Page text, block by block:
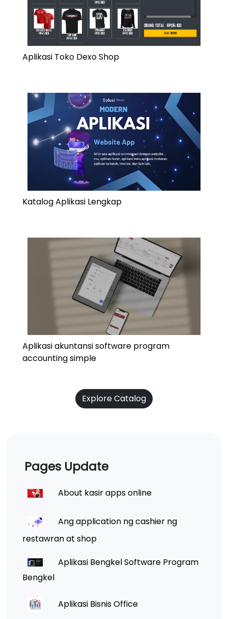
Aplikasi Toko Dexo Shop
Katalog Aplikasi Lengkap
Aplikasi akuntansi software program
accounting simple
Explore Catalog
Pages Update
About kasir apps online
Ang application ng cashier ng
restawran at shop
Aplikasi Bengkel Software Program
Bengkel
Aplikasi Bisnis Office